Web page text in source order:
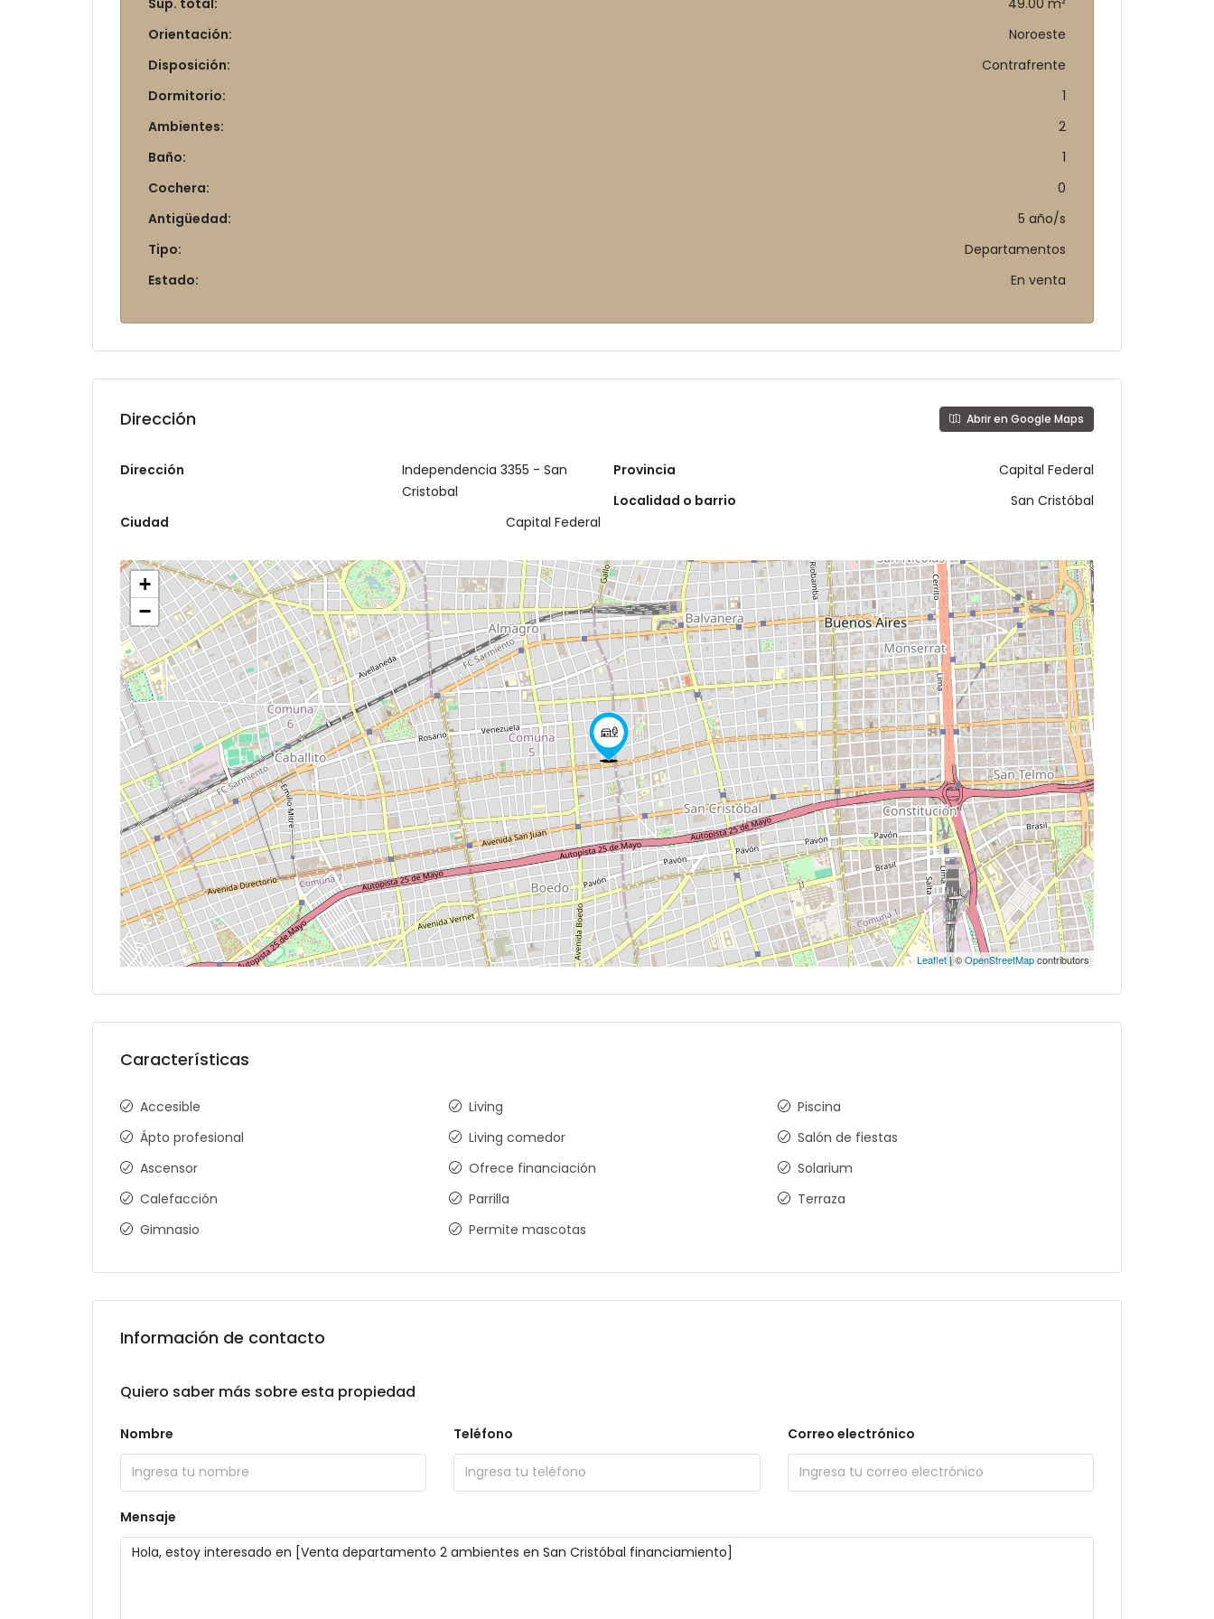
Orientación:
Noroeste
Disposición:
Contrafrente
Dormitorio:
1
Ambientes:
2
Baño:
1
Cochera:
0
Antigüedad:
5 año/s
Tipo:
Departamentos
Estado:
En venta
Dirección Abrir en Google Maps
Dirección
Independencia 3355 - San
Cristobal
Ciudad
Capital Federal
Provincia
Capital Federal
Localidad o barrio
San Cristóbal
+
−
Leaflet | ©OpenStreetMapcontributors
Características
Accesible
Ápto profesional
Ascensor
Calefacción
Gimnasio
Living
Living comedor
Ofrece financiación
Parrilla
Permite mascotas
Piscina
Salón de fiestas
Solarium
Terraza
Información de contacto
Quiero saber más sobre esta propiedad
Nombre Teléfono Correo electrónico
Mensaje